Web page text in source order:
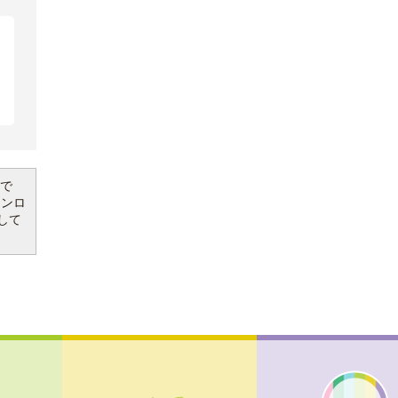
ロ
て